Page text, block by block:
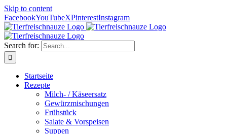
Skip to content
FacebookYouTubeXPinterestInstagram
Search for:
Startseite
Rezepte
Milch- / Käseersatz
Gewürzmischungen
Frühstück
Salate & Vorspeisen
Suppen